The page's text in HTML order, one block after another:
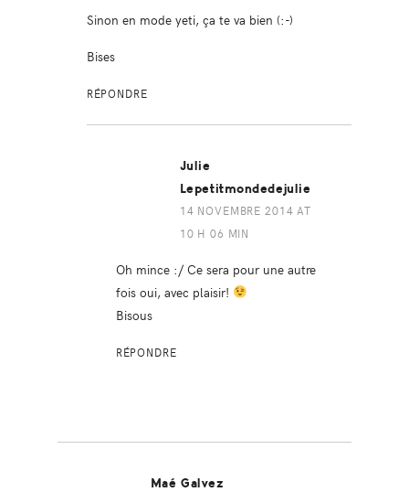
Sinon en mode yeti, ça te va bien (:-)
Bises
RÉPONDRE
Julie
Lepetitmondedejulie
14 NOVEMBRE 2014 AT
10 H 06 MIN
Oh mince :/ Ce sera pour une autre
fois oui, avec plaisir!
Bisous
RÉPONDRE
Maé Galvez